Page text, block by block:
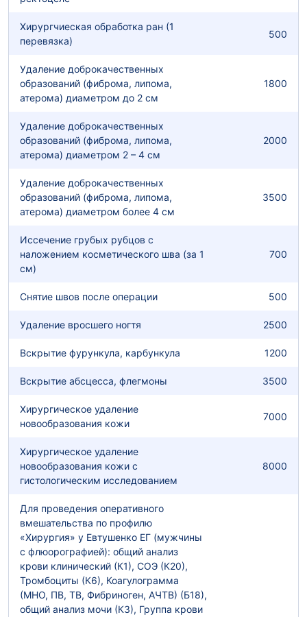
Хирургчиеская обработка ран (1
перевязка)
500
Удаление доброкачественных
образований (фиброма, липома,
атерома) диаметром до 2 см
1800
Удаление доброкачественных
образований (фиброма, липома,
атерома) диаметром 2 – 4 см
2000
Удаление доброкачественных
образований (фиброма, липома,
атерома) диаметром более 4 см
3500
Иссечение грубых рубцов с
наложением косметического шва (за 1
см)
700
Снятие швов после операции 500
Удаление вросшего ногтя 2500
Вскрытие фурункула, карбункула 1200
Вскрытие абсцесса, флегмоны 3500
Хирургическое удаление
новообразования кожи
7000
Хирургическое удаление
новообразования кожи с
гистологическим исследованием
8000
Для проведения оперативного
вмешательства по профилю
«Хирургия» у Евтушенко ЕГ (мужчины
с флюорографией): общий анализ
крови клинический (К1), СОЭ (К20),
Тромбоциты (К6), Коагулограмма
(МНО, ПВ, ТВ, Фибриноген, АЧТВ) (Б18),
общий анализ мочи (К3), Группа крови